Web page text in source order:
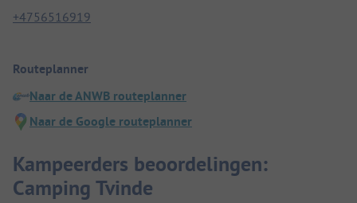
+4756516919
Routeplanner
Naar de ANWB routeplanner
Naar de Google routeplanner
Kampeerders beoordelingen:
Camping Tvinde